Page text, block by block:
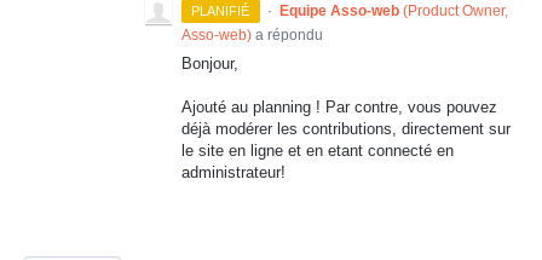
PLANIFIÉ · Equipe Asso-web (Product Owner,
Asso-web) a répondu
Bonjour,
Ajouté au planning ! Par contre, vous pouvez
déjà modérer les contributions, directement sur
le site en ligne et en etant connecté en
administrateur!